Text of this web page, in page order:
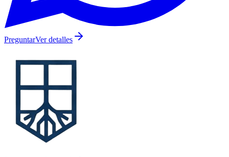
PreguntarVer detalles